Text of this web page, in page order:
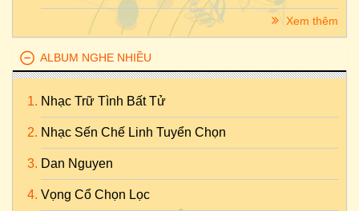
Xem thêm
ALBUM NGHE NHIỀU
Nhạc Trữ Tình Bất Tử
Nhạc Sến Chế Linh Tuyển Chọn
Dan Nguyen
Vọng Cổ Chọn Lọc